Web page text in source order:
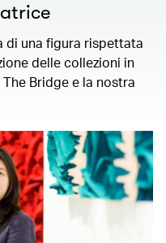
di una figura rispettata
delle collezioni in
Bridge e la nostra